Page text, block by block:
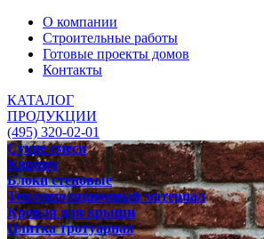
О компании
Строительные работы
Готовые проекты домов
Контакты
КАТАЛОГ
ПРОДУКЦИИ
(495) 320-02-01
Сухие смеси
Кирпич
Блоки стеновые
Теплоизоляционный материал
Кровля для крыши
Плитка тротуарная